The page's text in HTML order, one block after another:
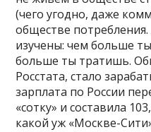
(чего угодно, даже
обществе
изучены: чем больше
больше ты тратишь.
Росстата, стало
зарплата по России
«сотку» и составила
какой уж «Москве-